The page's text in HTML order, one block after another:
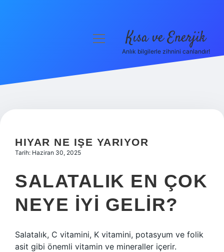
Hakkımızda
menüyü
Kısa ve Enerjik
Anlık bilgilerle zihnini canlandır!
HIYAR NE IŞE YARIYOR
Tarih: Haziran 30, 2025
SALATALIK EN ÇOK
NEYE IYI GELIR?
Salatalık, C vitamini, K vitamini, potasyum ve folik
asit gibi önemli vitamin ve mineraller içerir.